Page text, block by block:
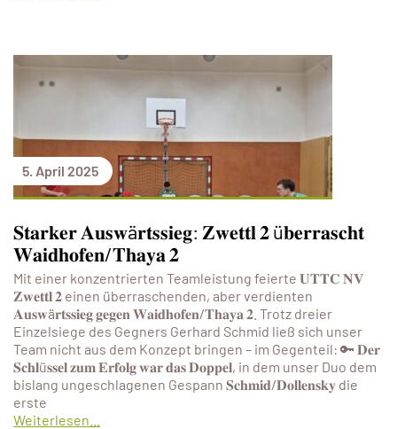
5. April 2025
𝐒𝐭𝐚𝐫𝐤𝐞𝐫 𝐀𝐮𝐬𝐰ä𝐫𝐭𝐬𝐬𝐢𝐞𝐠: 𝐙𝐰𝐞𝐭𝐭𝐥 𝟐 ü𝐛𝐞𝐫𝐫𝐚𝐬𝐜𝐡𝐭
𝐖𝐚𝐢𝐝𝐡𝐨𝐟𝐞𝐧/𝐓𝐡𝐚𝐲𝐚 𝟐
Mit einer konzentrierten Teamleistung feierte 𝐔𝐓𝐓𝐂 𝐍𝐕
𝐙𝐰𝐞𝐭𝐭𝐥 𝟐 einen überraschenden, aber verdienten
𝐀𝐮𝐬𝐰ä𝐫𝐭𝐬𝐬𝐢𝐞𝐠 𝐠𝐞𝐠𝐞𝐧 𝐖𝐚𝐢𝐝𝐡𝐨𝐟𝐞𝐧/𝐓𝐡𝐚𝐲𝐚 𝟐. Trotz dreier
Einzelsiege des Gegners Gerhard Schmid ließ sich unser
Team nicht aus dem Konzept bringen – im Gegenteil: 🔑 𝐃𝐞𝐫
𝐒𝐜𝐡𝐥ü𝐬𝐬𝐞𝐥 𝐳𝐮𝐦 𝐄𝐫𝐟𝐨𝐥𝐠 𝐰𝐚𝐫 𝐝𝐚𝐬 𝐃𝐨𝐩𝐩𝐞𝐥, in dem unser Duo dem
bislang ungeschlagenen Gespann 𝐒𝐜𝐡𝐦𝐢𝐝/𝐃𝐨𝐥𝐥𝐞𝐧𝐬𝐤𝐲 die
erste
Weiterlesen...